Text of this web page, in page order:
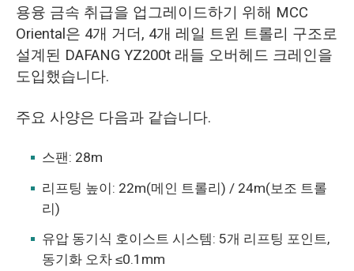
용융 금속 취급을 업그레이드하기 위해 MCC
Oriental은 4개 거더, 4개 레일 트윈 트롤리 구조로
설계된 DAFANG YZ200t 래들 오버헤드 크레인을
도입했습니다.
주요 사양은 다음과 같습니다.
스팬: 28m
리프팅 높이: 22m(메인 트롤리) / 24m(보조 트롤
리)
유압 동기식 호이스트 시스템: 5개 리프팅 포인트,
동기화 오차 ≤0.1mm